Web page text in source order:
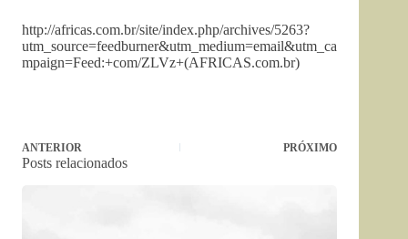
http://africas.com.br/site/index.php/archives/5263?
utm_source=feedburner&utm_medium=email&utm_ca
mpaign=Feed:+com/ZLVz+(AFRICAS.com.br)
ANTERIOR PRÓXIMO
Posts relacionados